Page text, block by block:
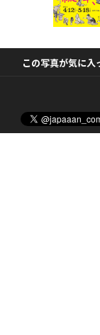
この写真が気に入